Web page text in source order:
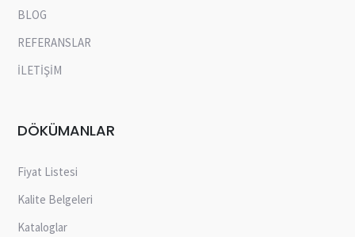
BLOG
REFERANSLAR
İLETİŞİM
DÖKÜMANLAR
Fiyat Listesi
Kalite Belgeleri
Kataloglar